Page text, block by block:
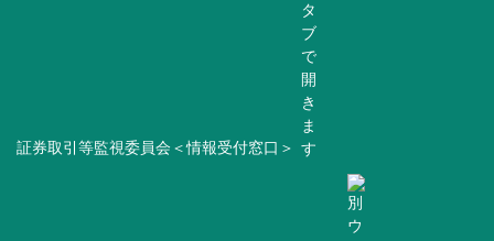
証券取引等監視委員会＜情報受付窓口＞